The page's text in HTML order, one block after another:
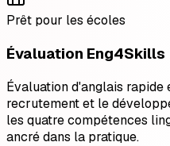
Prêt pour les écoles
Évaluation Eng4Skills
Évaluation d'anglais
recrutement et le
les quatre compétences
ancré dans la pratique.